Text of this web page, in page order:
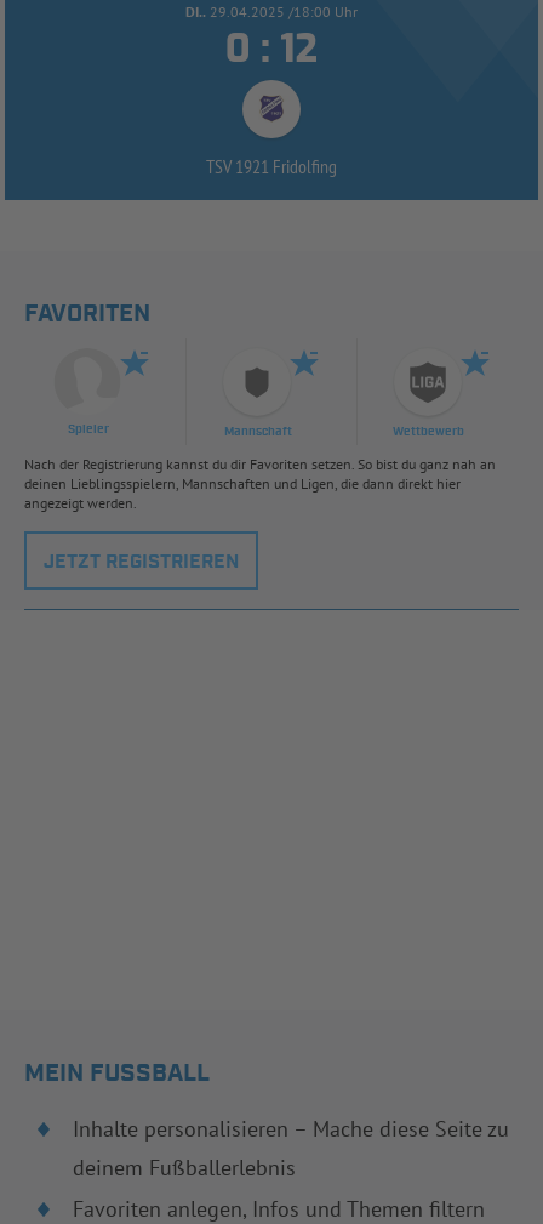
DI.. 29.04.2025 /18:00 Uhr
 : 
TSV 1921 Fridolfing
FAVORITEN
Spieler Mannschaft Wettbewerb
Nach der Registrierung kannst du dir Favoriten setzen. So bist du ganz nah an
deinen Lieblingsspielern, Mannschaften und Ligen, die dann direkt hier
angezeigt werden.
JETZT REGISTRIEREN
MEIN FUSSBALL
Inhalte personalisieren – Mache diese Seite zu
deinem Fußballerlebnis
Favoriten anlegen, Infos und Themen filtern